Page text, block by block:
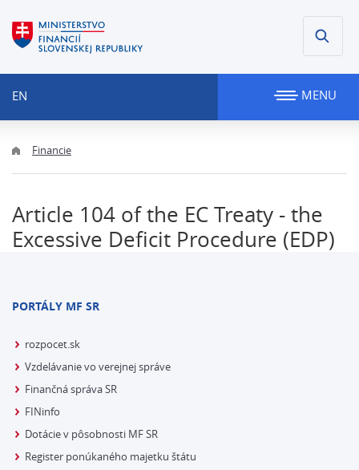
EN MENU
Financie
Article 104 of the EC Treaty - the
Excessive Deficit Procedure (EDP)
PORTÁLY MF SR
rozpocet.sk
Vzdelávanie vo verejnej správe
Finančná správa SR
FINinfo
Dotácie v pôsobnosti MF SR
Register ponúkaného majetku štátu